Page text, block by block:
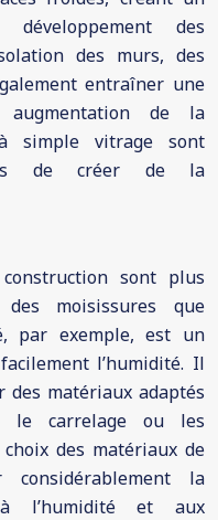
des
des murs, des
entraîner une
de la
simple vitrage sont
de créer de la
sont plus
des moisissures que
par exemple, est un
l’humidité. Il
des matériaux adaptés
le carrelage ou les
des matériaux de
considérablement la
l’humidité et aux